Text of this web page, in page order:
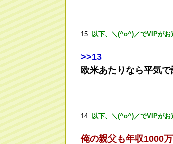
15: 以下、＼(^o^)／でVIPがお
>>13
欧米あたりなら平気
14: 以下、＼(^o^)／でVIPがお
俺の親父も年収1000